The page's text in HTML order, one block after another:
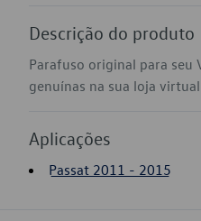
Descrição do produto
Parafuso original para seu
genuínas na sua loja
Aplicações
Passat 2011 - 2015